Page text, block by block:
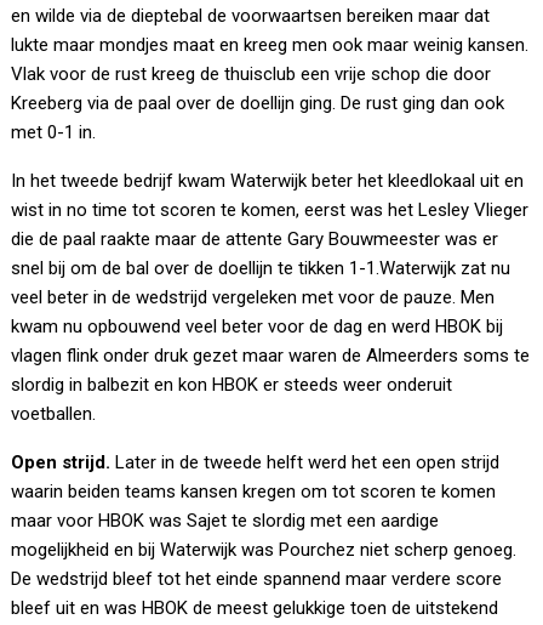
en wilde via de dieptebal de voorwaartsen bereiken maar dat
lukte maar mondjes maat en kreeg men ook maar weinig kansen.
Vlak voor de rust kreeg de thuisclub een vrije schop die door
Kreeberg via de paal over de doellijn ging. De rust ging dan ook
met 0-1 in.
In het tweede bedrijf kwam Waterwijk beter het kleedlokaal uit en
wist in no time tot scoren te komen, eerst was het Lesley Vlieger
die de paal raakte maar de attente Gary Bouwmeester was er
snel bij om de bal over de doellijn te tikken 1-1.Waterwijk zat nu
veel beter in de wedstrijd vergeleken met voor de pauze. Men
kwam nu opbouwend veel beter voor de dag en werd HBOK bij
vlagen flink onder druk gezet maar waren de Almeerders soms te
slordig in balbezit en kon HBOK er steeds weer onderuit
voetballen.
Open strijd. Later in de tweede helft werd het een open strijd
waarin beiden teams kansen kregen om tot scoren te komen
maar voor HBOK was Sajet te slordig met een aardige
mogelijkheid en bij Waterwijk was Pourchez niet scherp genoeg.
De wedstrijd bleef tot het einde spannend maar verdere score
bleef uit en was HBOK de meest gelukkige toen de uitstekend